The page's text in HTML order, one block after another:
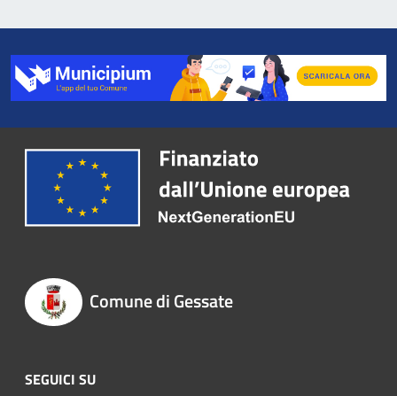
Comune di Gessate
SEGUICI SU